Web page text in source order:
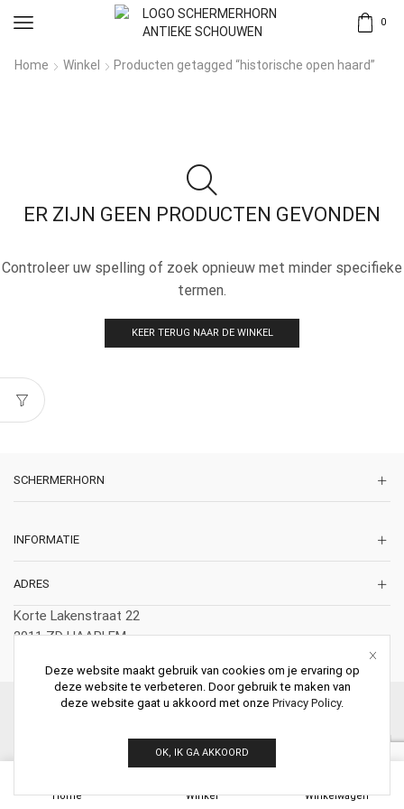
0
Home Winkel Producten getagged “historische open haard”
ER ZIJN GEEN PRODUCTEN GEVONDEN
Controleer uw spelling of zoek opnieuw met minder specifieke
termen.
KEER TERUG NAAR DE WINKEL
SCHERMERHORN
INFORMATIE
ADRES
Korte Lakenstraat 22
2011 ZD HAARLEM
© 2026 Schermerhorn Antieke Schouwen. All Rights Reserved.
Home Winkel Winkelwagen
Deze website maakt gebruik van cookies om je ervaring op
deze website te verbeteren. Door gebruik te maken van
deze website gaat u akkoord met onze Privacy Policy.
OK, IK GA AKKOORD